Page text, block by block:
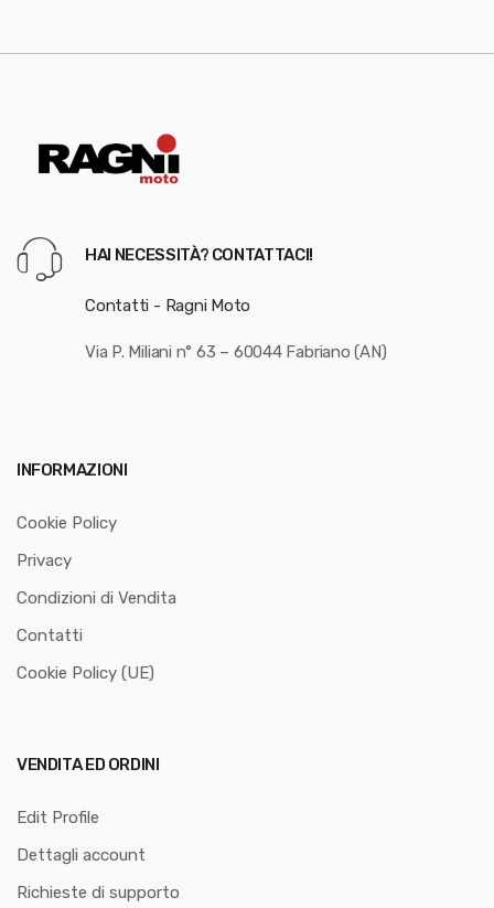
HAI NECESSITÀ? CONTATTACI!
Contatti - Ragni Moto
Via P. Miliani n° 63 – 60044 Fabriano (AN)
INFORMAZIONI
Cookie Policy
Privacy
Condizioni di Vendita
Contatti
Cookie Policy (UE)
VENDITA ED ORDINI
Edit Profile
Dettagli account
Richieste di supporto